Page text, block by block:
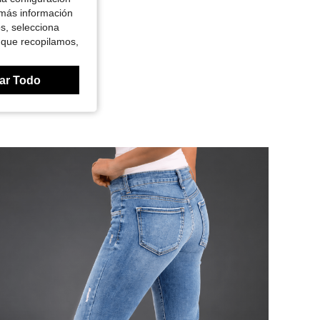
información
selecciona
recopilamos,
Todo